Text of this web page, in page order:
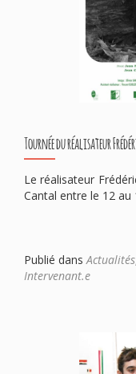
Tournée du réalisateur
Le réalisateur
Cantal entre le 12
Publié dansActualités
Intervenant.e